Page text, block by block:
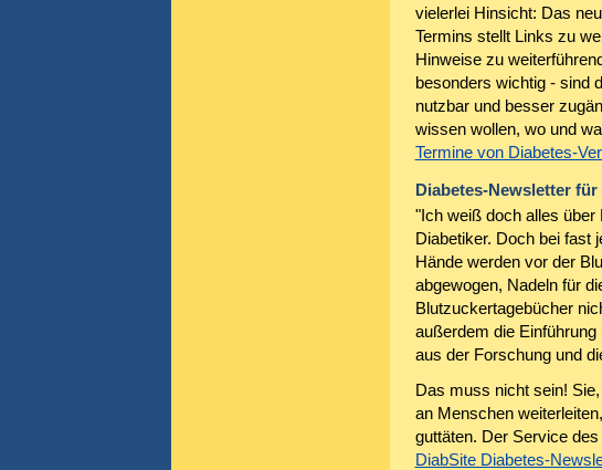
vielerlei Hinsicht: Das
Termins stellt Links zu
Hinweise zu
besonders wichtig - sind
nutzbar und besser
wissen wollen, wo und
Termine von Diabetes-
Diabetes-Newsletter
"Ich weiß doch alles über
Diabetiker. Doch bei fast
Hände werden vor der
abgewogen, Nadeln für
Blutzuckertagebücher
außerdem die
aus der Forschung und
Das muss nicht sein!
an Menschen
guttäten. Der Service
DiabSite Diabetes-